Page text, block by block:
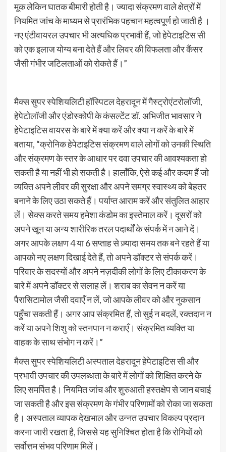
मूक लेकिन घातक बीमारी होती है। ज्यादा संक्रमण वाले क्षेत्रों में
नियमित जांच के माध्यम से प्रारंभिक पहचान महत्वपूर्ण हो जाती है ।
नए एंटीवायरल उपचार भी अत्यधिक प्रभावी हैं, जो हेपेटाइटिस सी
को एक इलाज योग्य बना देते हैं और लिवर की विफलता और कैंसर
जैसी गंभीर जटिलताओं को रोकते हैं।”
मैक्स सुपर स्पेशियलिटी हॉस्पिटल देहरादून में गैस्ट्रोएंटरोलॉजी,
हेपेटोलॉजी और एंडोस्कोपी के कंसल्टेंट डॉ. अभिजीत भावसार ने
हेपेटाइटिस वायरस के बारे में क्या करें और क्या न करें के बारे में
बताया, “क्रोनिक हेपेटाइटिस संक्रमण वाले लोगों को उनकी स्थिति
और संक्रमण के स्तर के आधार पर दवा उपचार की आवश्यकता हो
सकती है या नहीं भी हो सकती है। हालाँकि, ऐसे कई और कदम हैं जो
व्यक्ति अपने लीवर की सुरक्षा और अपने समग्र स्वास्थ्य को बेहतर
बनाने के लिए उठा सकते हैं। पर्याप्त आराम करें और संतुलित आहार
लें। सेक्स करते समय हमेशा कंडोम का इस्तेमाल करें। दूसरों को
अपने खून या अन्य शारीरिक तरल पदार्थों के संपर्क में न आने दें।
अगर आपके लक्षण 4 या 6 सप्ताह से ज़्यादा समय तक बने रहते हैं या
आपको नए लक्षण दिखाई देते हैं, तो अपने डॉक्टर से संपर्क करें।
परिवार के सदस्यों और अपने नज़दीकी लोगों के लिए टीकाकरण के
बारे में अपने डॉक्टर से सलाह लें। शराब का सेवन न करें या
पैरासिटामोल जैसी दवाएँ न लें, जो आपके लीवर को और नुकसान
पहुँचा सकती हैं। अगर आप संक्रमित हैं, तो सुई न बदलें, रक्तदान न
करें या अपने शिशु को स्तनपान न कराएँ। संक्रमित व्यक्ति या
वाहक के साथ संभोग न करें।”
मैक्स सुपर स्पेशियलिटी अस्पताल देहरादून हेपेटाइटिस सी और
प्रभावी उपचार की उपलब्धता के बारे में लोगों को शिक्षित करने के
लिए समर्पित है। नियमित जांच और शुरुआती हस्तक्षेप से जान बचाई
जा सकती है और इस संक्रमण के गंभीर परिणामों को रोका जा सकता
है। अस्पताल व्यापक देखभाल और उन्नत उपचार विकल्प प्रदान
करना जारी रखता है, जिससे यह सुनिश्चित होता है कि रोगियों को
सर्वोत्तम संभव परिणाम मिलें।